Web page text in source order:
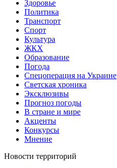
Здоровье
Политика
Транспорт
Спорт
Культура
ЖКХ
Образование
Погода
Спецоперация на Украине
Светская хроника
Эксклюзивы
Прогноз погоды
В стране и мире
Акценты
Конкурсы
Мнение
Новости территорий